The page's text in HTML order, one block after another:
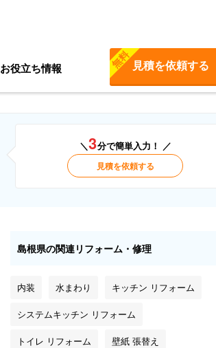
お役立ち情報 見積を依頼する
無料
＼3分で簡単入力！ ／
見積を依頼する
島根県の関連リフォーム・修理
内装 水まわり キッチン リフォーム
システムキッチン リフォーム
トイレ リフォーム 壁紙 張替え